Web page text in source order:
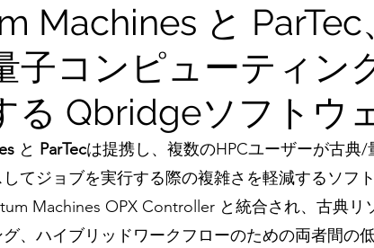
Machines と ParTec
子コンピューティン
る Qbridgeソフトウ
と ParTecは提携し、複数のHPCユーザーが古典/
てジョブを実行する際の複雑さを軽減するソフ
Machines OPX Controller と統合され、古典リ
、ハイブリッドワークフローのための両者間の